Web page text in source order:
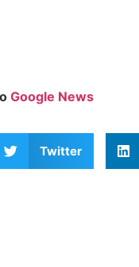
Google News
Twitter